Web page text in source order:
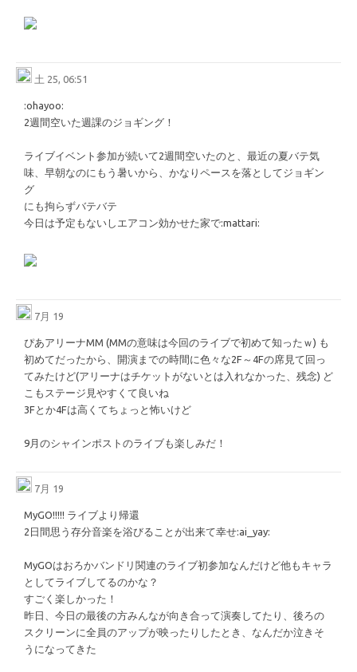
土 25, 06:51
​:ohayoo:​
2週間空いた週課のジョギング！
ライブイベント参加が続いて2週間空いたのと、最近の夏バテ気
味、早朝なのにもう暑いから、かなりペースを落としてジョギン
グ
にも拘らずバテバテ
今日は予定もないしエアコン効かせた家で​:mattari:​
7月 19
ぴあアリーナMM (MMの意味は今回のライブで初めて知ったｗ) も
初めてだったから、開演までの時間に色々な2F～4Fの席見て回っ
てみたけど(アリーナはチケットがないとは入れなかった、残念) ど
こもステージ見やすくて良いね
3Fとか4Fは高くてちょっと怖いけど
9月のシャインポストのライブも楽しみだ！
7月 19
MyGO!!!!! ライブより帰還
2日間思う存分音楽を浴びることが出来て幸せ​:ai_yay:​
MyGOはおろかバンドリ関連のライブ初参加なんだけど他もキャラ
としてライブしてるのかな？
すごく楽しかった！
昨日、今日の最後の方みんなが向き合って演奏してたり、後ろの
スクリーンに全員のアップが映ったりしたとき、なんだか泣きそ
うになってきた